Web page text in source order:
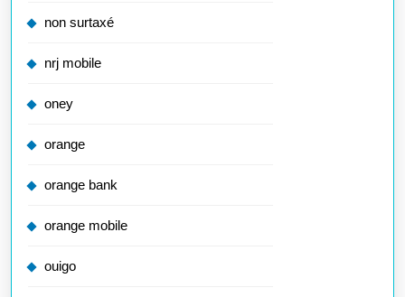
non surtaxé
nrj mobile
oney
orange
orange bank
orange mobile
ouigo